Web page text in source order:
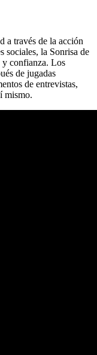
a través de la acción
sociales, la Sonrisa de
y confianza. Los
de jugadas
de entrevistas,
mismo.